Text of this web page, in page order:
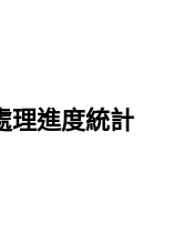
理進度統計